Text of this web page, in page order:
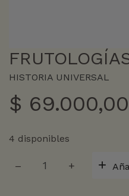
HISTORIA UNIVERSAL
$ 69.000,00
4 disponibles
cantidad